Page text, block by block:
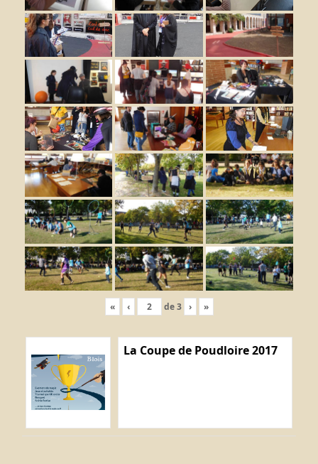
« ‹ de3 › »
La Coupe de Poudloire 2017